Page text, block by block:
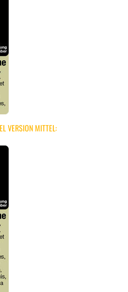
REISEFÜHRER
ANGEBOTE
VERSION MITTEL: